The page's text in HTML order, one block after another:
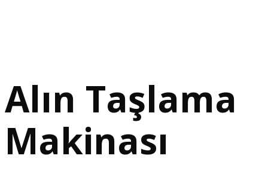
Alın Taşlama
Makinası